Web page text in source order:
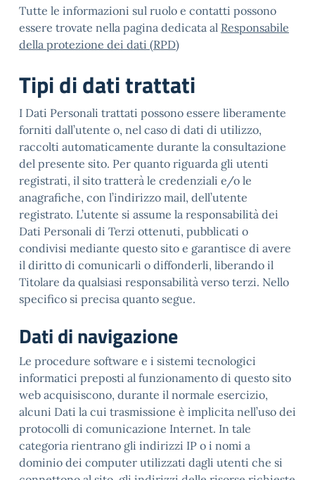
Tutte le informazioni sul ruolo e contatti possono
essere trovate nella pagina dedicata al Responsabile
della protezione dei dati (RPD)
Tipi di dati trattati
I Dati Personali trattati possono essere liberamente
forniti dall’utente o, nel caso di dati di utilizzo,
raccolti automaticamente durante la consultazione
del presente sito. Per quanto riguarda gli utenti
registrati, il sito tratterà le credenziali e/o le
anagrafiche, con l’indirizzo mail, dell’utente
registrato. L’utente si assume la responsabilità dei
Dati Personali di Terzi ottenuti, pubblicati o
condivisi mediante questo sito e garantisce di avere
il diritto di comunicarli o diffonderli, liberando il
Titolare da qualsiasi responsabilità verso terzi. Nello
specifico si precisa quanto segue.
Dati di navigazione
Le procedure software e i sistemi tecnologici
informatici preposti al funzionamento di questo sito
web acquisiscono, durante il normale esercizio,
alcuni Dati la cui trasmissione è implicita nell’uso dei
protocolli di comunicazione Internet. In tale
categoria rientrano gli indirizzi IP o i nomi a
dominio dei computer utilizzati dagli utenti che si